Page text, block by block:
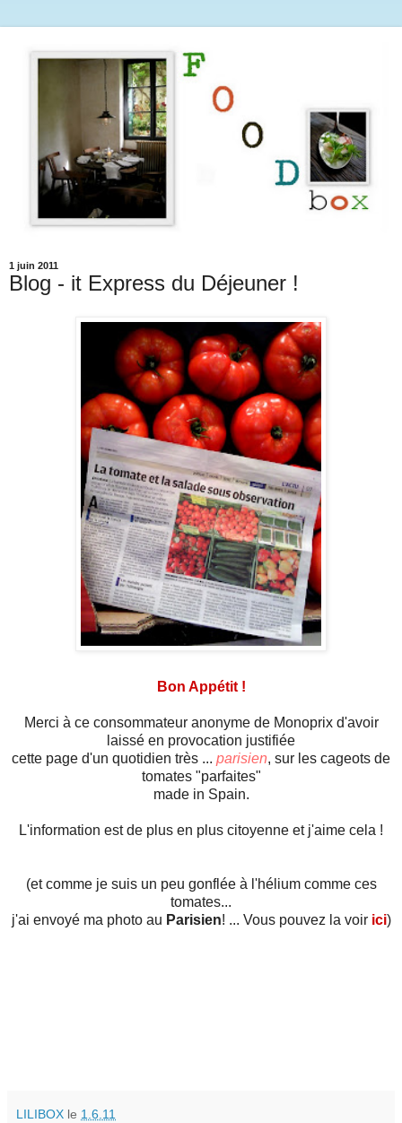
1 juin 2011
Blog - it Express du Déjeuner !
Bon Appétit !
Merci à ce consommateur anonyme de Monoprix d'avoir
laissé en provocation justifiée
cette page d'un quotidien très ... parisien, sur les cageots de
tomates "parfaites"
made in Spain.
L'information est de plus en plus citoyenne et j'aime cela !
(et comme je suis un peu gonflée à l'hélium comme ces
tomates...
j'ai envoyé ma photo au Parisien! ... Vous pouvez la voir ici)
LILIBOX le 1.6.11